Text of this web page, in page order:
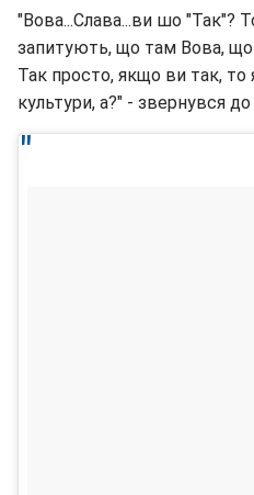
"Вова...Слава...ви шо "Так"?
запитують, що там Вова, що
Так просто, якщо ви так, то
культури, а?" - звернувся